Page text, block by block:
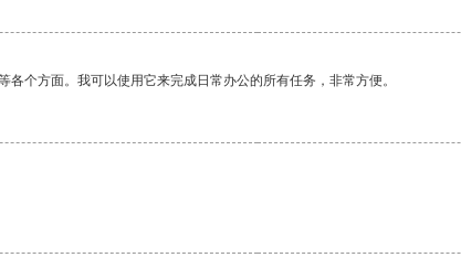
个方面。我可以使用它来完成日常办公的所有任务，非常方便。